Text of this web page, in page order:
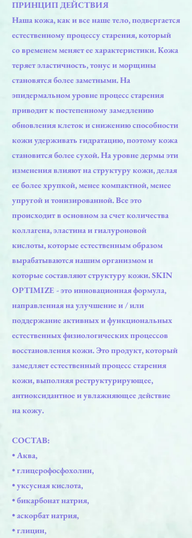
ПРИНЦИП ДЕЙСТВИЯ
Наша кожа, как и все наше тело, подвергается
естественному процессу старения, который
со временем меняет ее характеристики. Кожа
теряет эластичность, тонус и морщины
становятся более заметными. На
эпидермальном уровне процесс старения
приводит к постепенному замедлению
обновления клеток и снижению способности
кожи удерживать гидратацию, поэтому кожа
становится более сухой. На уровне дермы эти
изменения влияют на структуру кожи, делая
ее более хрупкой, менее компактной, менее
упругой и тонизированной. Все это
происходит в основном за счет количества
коллагена, эластина и гиалуроновой
кислоты, которые естественным образом
вырабатываются нашим организмом и
которые составляют структуру кожи. SKIN
OPTIMIZE - это инновационная формула,
направленная на улучшение и / или
поддержание активных и функциональных
естественных физиологических процессов
восстановления кожи. Это продукт, который
замедляет естественный процесс старения
кожи, выполняя реструктурирующее,
антиоксидантное и увлажняющее действие
на кожу.
СОСТАВ:
• Аква,
• глицерофосфохолин,
• уксусная кислота,
• бикарбонат натрия,
• аскорбат натрия,
• глицин,